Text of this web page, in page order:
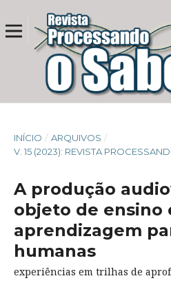
INÍCIO / ARQUIVOS /
V. 15 (2023): REVISTA
A produção
objeto de ensino
aprendizagem
humanas
experiências em trilhas de